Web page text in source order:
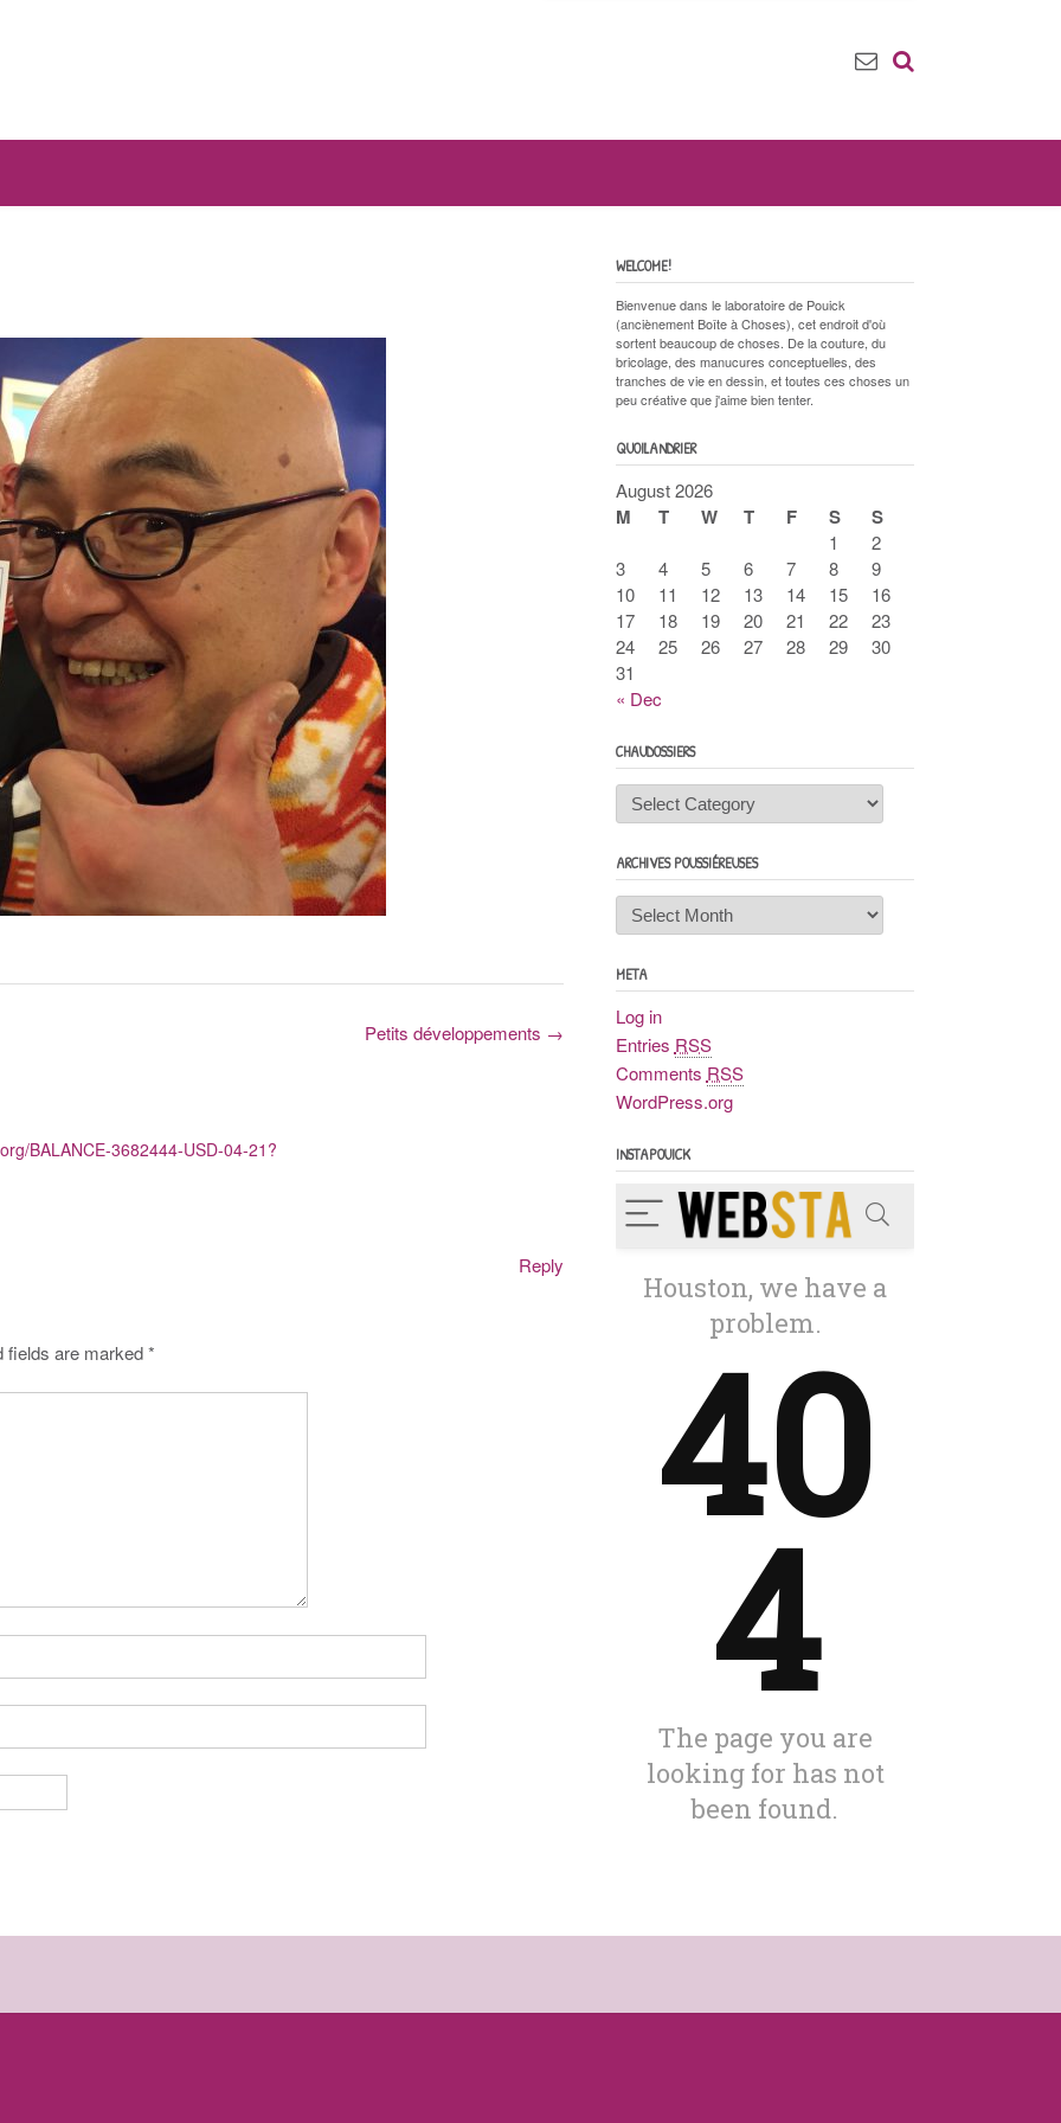
Petits développements →
BALANCE-3682444-USD-04-21?
Reply
fields are marked*
WELCOME!
Bienvenue dans le laboratoire de Pouick
(anciènement Boîte à Choses), cet endroit d'où
sortent beaucoup de choses. De la couture, du
bricolage, des manucures conceptuelles, des
tranches de vie en dessin, et toutes ces choses un
peu créative que j'aime bien tenter.
QUOILANDRIER
August 2026
M T W T F S S
« Dec
1
2
3
4 5 6 7 8
9
10
11 12 13 14 15
16
17
18 19 20 21 22
23
24
25 26 27 28 29
30
31
CHAUDOSSIERS
Chaudossiers
ARCHIVES POUSSIÉREUSES
Archives
poussiéreuses
META
Log in
Entries RSS
Comments RSS
WordPress.org
INSTAPOUICK